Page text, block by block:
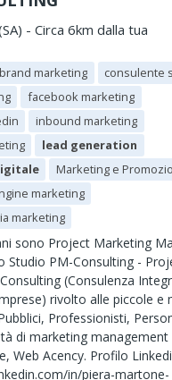
- Circa 6km dalla tua
brand marketing
consulente
facebook marketing
inbound marketing
lead generation
Marketing e
marketing
marketing
sono Project Marketing
Studio PM-Consulting -
(Consulenza
rivolto alle piccole e
Professionisti,
di marketing management
Web Acency. Profilo
in/piera-martone-